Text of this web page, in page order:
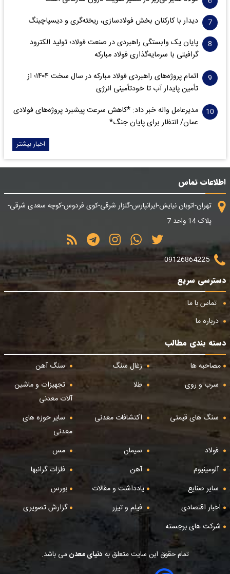
دیدار با کارکنان بخش فولادسازی، ریخته‌گری و دیسپاچینگ
پایان یک وابستگی راهبردی در صنعت فولاد؛ تولید الکترود
گرافیتی با سرمایه‌گذاری فولاد مبارکه
اتمام پروژه‌های راهبردی فولاد مبارکه در سال سخت ۱۴۰۴؛ از
تأمین پایدار آب تا خودتأمینی انرژی
مدیرعامل واله خبر داد: *کاهش سرعت پیشبرد پروژه‌های فولادی
عمان/ انتظار برای پایان جنگ*
اخبار بیشتر
اطلاعات تماس
تهران-اتوبان نیایش-ایرانپارس-گلزار شرقی-کوی فردوس-کوچه سعدی شرقی-
پلاک 14 واحد 7
09126864225
دسترسی سریع
تماس با ما
درباره ما
دسته بندی مطالب
مصاحبه ها
زغال سنگ
سنگ آهن
سرب و روی
طلا
تجهیزات و ماشین
آلات معدنی
سنگ های قیمتی
اکتشافات معدنی
سایر حوزه های
معدنی
فولاد
سیمان
مس
آلومینیوم
آهن
فلزات گرانبها
سایر صنایع
یادداشت و مقالات
بورس
اخبار اقتصادی
فیلم و تیزر
گزارش تصویری
شرکت های برجسته
تمام حقوق این سایت متعلق به دنیای معدنمی باشد.